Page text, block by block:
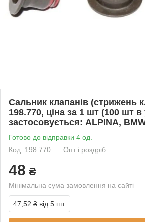
Cальник клапанів (стрижень
198.770, ціна за 1 шт (100 шт в
застосовується: ALPINA,
Готово до відправки 4 од.
Код: 198.770
Опт і роздріб
48 ₴
Мінімальна сума замовлення на сайті
47,52 ₴ від 5 шт.